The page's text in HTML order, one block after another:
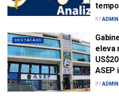
BYADMIN
DESTACADO
eleva
BYADMIN